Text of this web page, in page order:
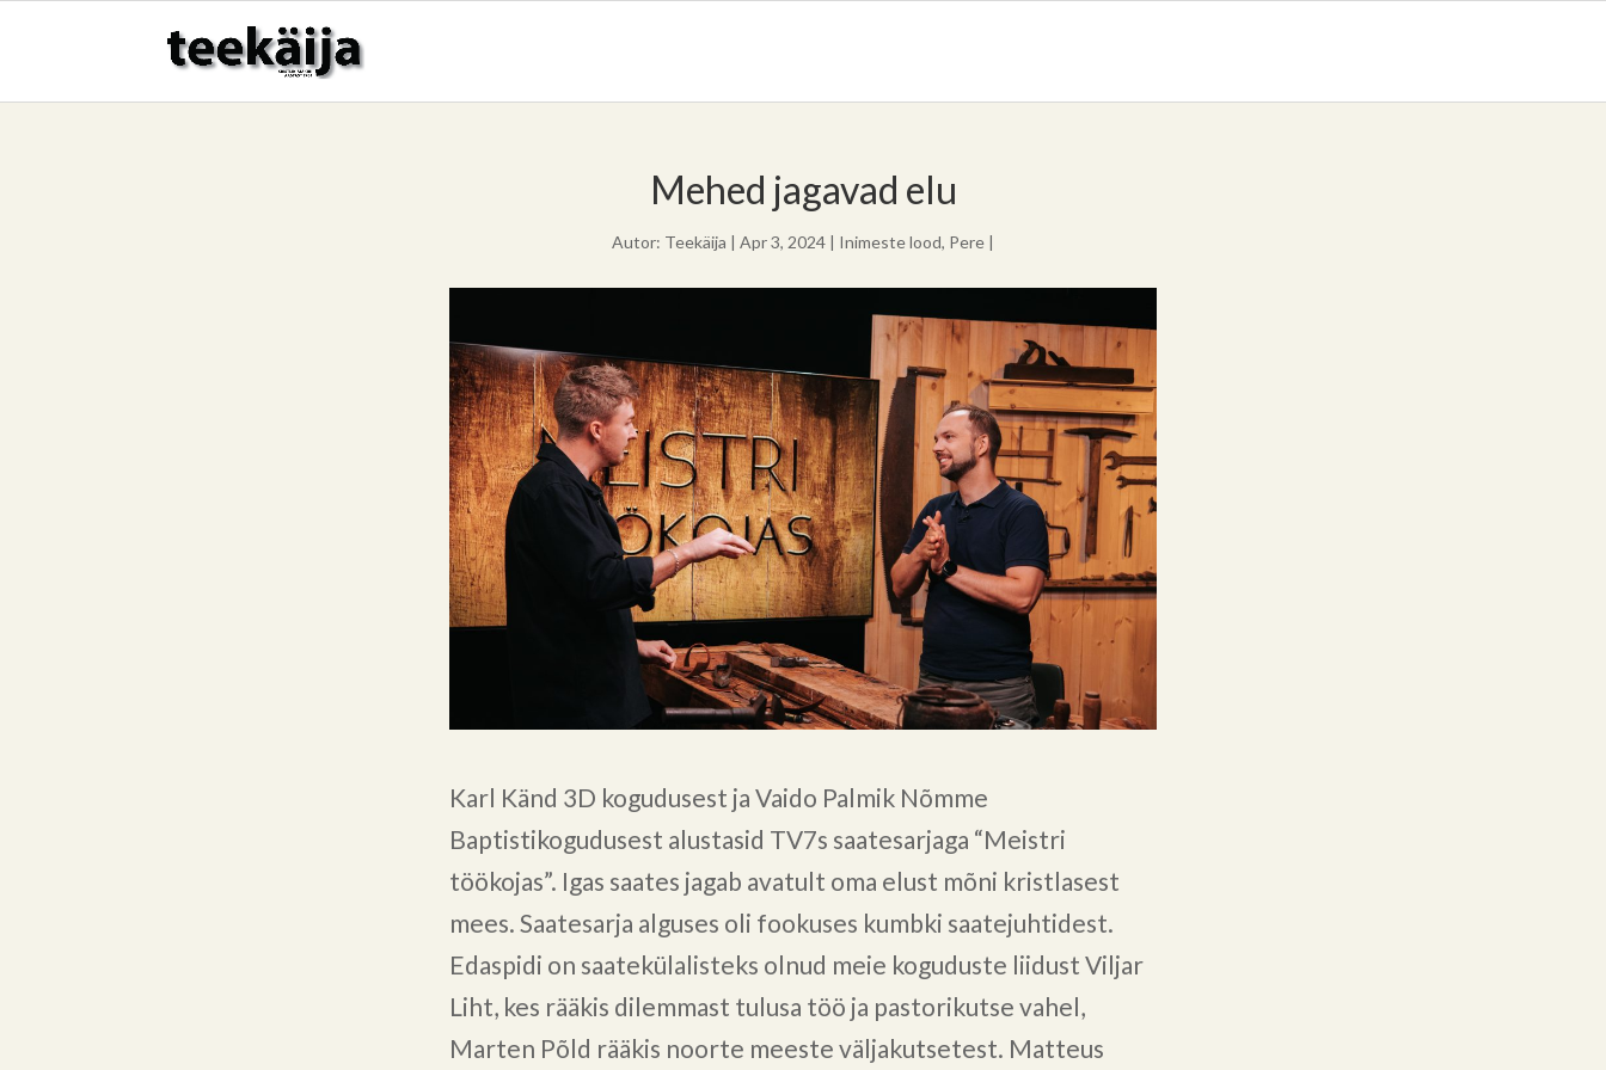
Mehed jagavad elu
Autor: Teekäija | Apr 3, 2024 | Inimeste lood, Pere |
Karl Känd 3D kogudusest ja Vaido Palmik Nõmme
Baptistikogudusest alustasid TV7s saatesarjaga “Meistri
töökojas”. Igas saates jagab avatult oma elust mõni kristlasest
mees. Saatesarja alguses oli fookuses kumbki saatejuhtidest.
Edaspidi on saatekülalisteks olnud meie koguduste liidust Viljar
Liht, kes rääkis dilemmast tulusa töö ja pastorikutse vahel,
Marten Põld rääkis noorte meeste väljakutsetest. Matteus